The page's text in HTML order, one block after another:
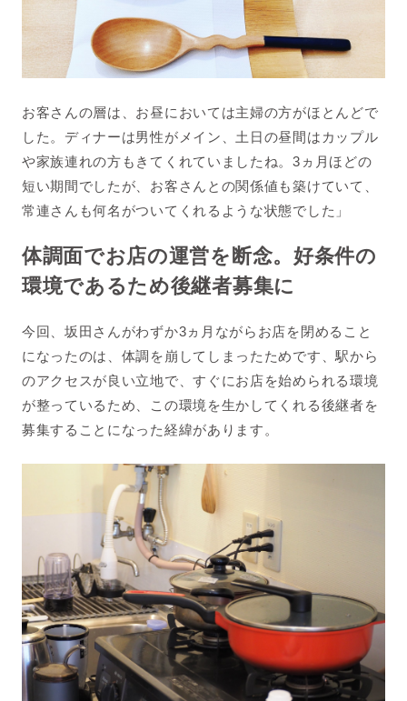
お客さんの層は、お昼においては主婦の方がほとんどで
した。ディナーは男性がメイン、土日の昼間はカップル
や家族連れの方もきてくれていましたね。3 ヵ月ほどの
短い期間でしたが、お客さんとの関係値も築けていて、
常連さんも何名がついてくれるような状態でした」
体調面でお店の運営を断念。好条件の
環境であるため後継者募集に
今回、坂田さんがわずか3ヵ月ながらお店を閉めること
になったのは、体調を崩してしまったためです、駅から
のアクセスが良い立地で、すぐにお店を始められる環境
が整っているため、この環境を生かしてくれる後継者を
募集することになった経緯があります。